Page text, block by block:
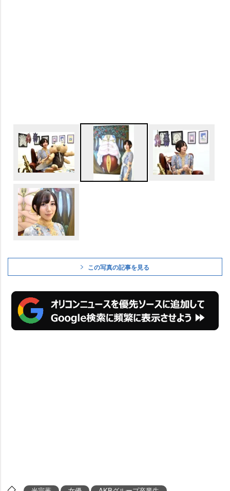
この写真の記事を見る